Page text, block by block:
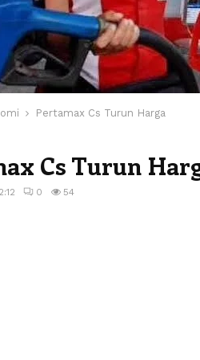
Pertamax Cs Turun Harga
Cs Turun
0 54